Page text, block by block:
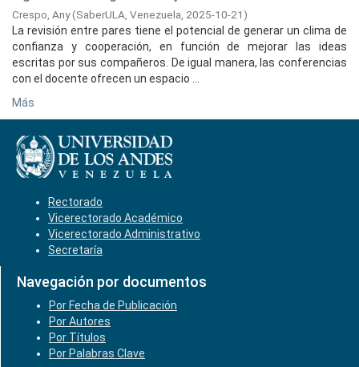
Crespo, Any(SaberULA, Venezuela, 2025-10-21)
La revisión entre pares tiene el potencial de generar un clima de
confianza y cooperación, en función de mejorar las ideas
escritas por sus compañeros. De igual manera, las conferencias
con el docente ofrecen un espacio ...
Más
Rectorado
Vicerectorado Académico
Vicerectorado Administrativo
Secretaría
Navegación por documentos
Por Fecha de Publicación
Por Autores
Por Títulos
Por Palabras Clave